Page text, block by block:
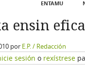
ENTAMU
ensin
por E.P. / Redacción
sesión o rexístrese